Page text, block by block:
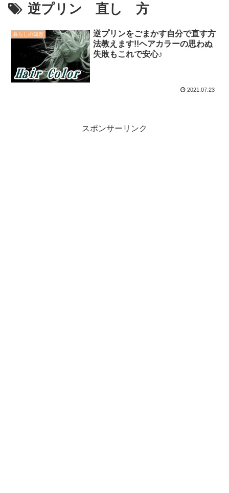
逆プリン 直し 方
暮らしの知恵
逆プリンをごまかす自分で直す方
法教えます!!ヘアカラーの思わぬ
失敗もこれで安心♪
2021.07.23
スポンサーリンク